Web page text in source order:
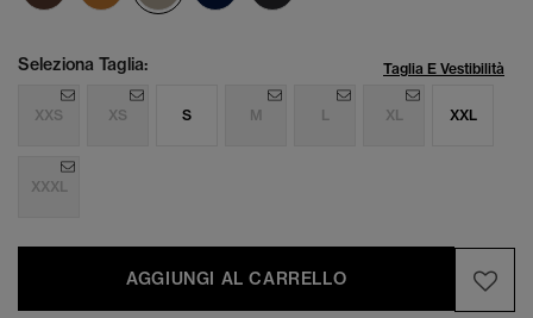
Seleziona Taglia: Taglia E Vestibilità
XXS XS S M L XL XXL
XXXL
AGGIUNGI AL CARRELLO